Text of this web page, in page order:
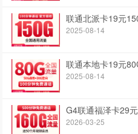
联通北派卡19元
2025-08-14
联通本地卡19元
2025-08-14
G4联通福泽卡29
2026-03-25